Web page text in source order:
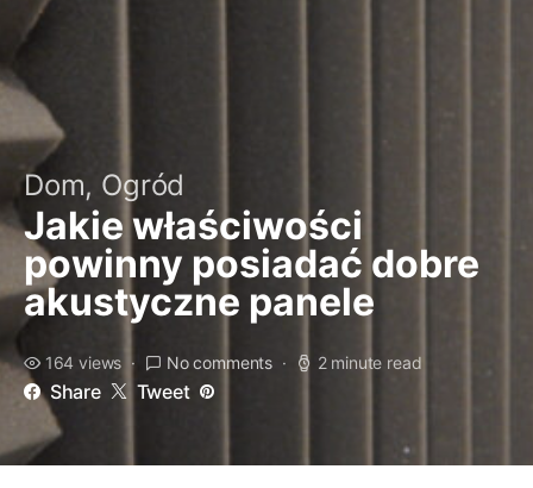
Dom, Ogród
Jakie właściwości
powinny posiadać dobre
akustyczne panele
164 views No comments 2 minute read
Share Tweet